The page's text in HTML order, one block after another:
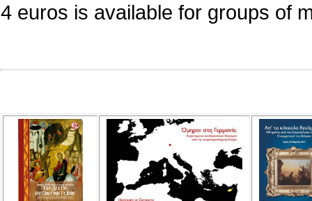
4 euros is available for groups of